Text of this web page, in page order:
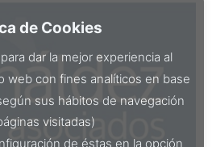
de Cookies
dar la mejor experiencia al
web con fines analíticos en base
sus hábitos de navegación
visitadas)
de éstas en la opción